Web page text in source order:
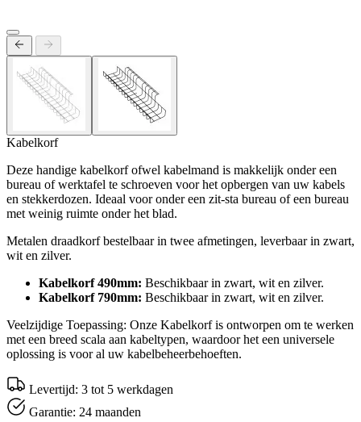
Kabelkorf
Deze handige kabelkorf ofwel kabelmand is makkelijk onder een
bureau of werktafel te schroeven voor het opbergen van uw kabels
en stekkerdozen. Ideaal voor onder een zit-sta bureau of een bureau
met weinig ruimte onder het blad.
Metalen draadkorf bestelbaar in twee afmetingen, leverbaar in zwart,
wit en zilver.
Kabelkorf 490mm: Beschikbaar in zwart, wit en zilver.
Kabelkorf 790mm: Beschikbaar in zwart, wit en zilver.
Veelzijdige Toepassing: Onze Kabelkorf is ontworpen om te werken
met een breed scala aan kabeltypen, waardoor het een universele
oplossing is voor al uw kabelbeheerbehoeften.
Levertijd: 3 tot 5 werkdagen
Garantie: 24 maanden